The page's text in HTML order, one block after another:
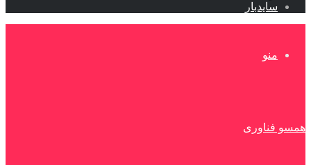
سایدبار
منو
همسو فناوری